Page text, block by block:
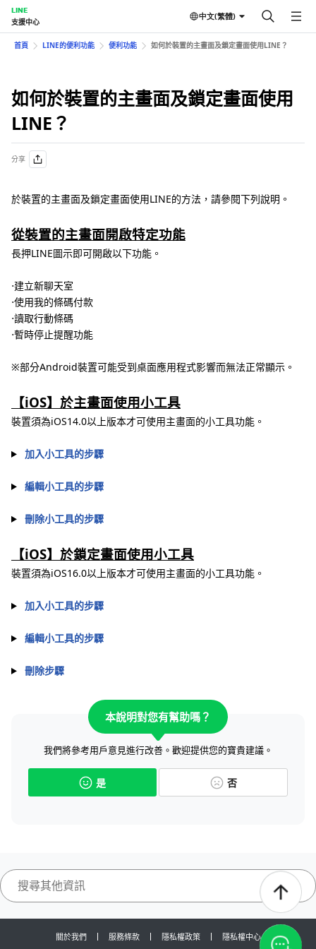
LINE
支援中心
中文(繁體)
首頁 LINE的便利功能 便利功能 如何於裝置的主畫面及鎖定畫面使用LINE？
如何於裝置的主畫面及鎖定畫面使用
LINE？
分享
於裝置的主畫面及鎖定畫面使用LINE的方法，請參閱下列說明。
從裝置的主畫面開啟特定功能
長押LINE圖示即可開啟以下功能。
⋅建立新聊天室
⋅使用我的條碼付款
⋅讀取行動條碼
⋅暫時停止提醒功能
※部分Android裝置可能受到桌面應用程式影響而無法正常顯示。
【iOS】於主畫面使用小工具
裝置須為iOS14.0以上版本才可使用主畫面的小工具功能。
加入小工具的步驟
編輯小工具的步驟
刪除小工具的步驟
【iOS】於鎖定畫面使用小工具
裝置須為iOS16.0以上版本才可使用主畫面的小工具功能。
加入小工具的步驟
編輯小工具的步驟
刪除步驟
本說明對您有幫助嗎？
我們將參考用戶意見進行改善。歡迎提供您的寶貴建議。
是 否
關於我們 服務條款 隱私權政策 隱私權中心